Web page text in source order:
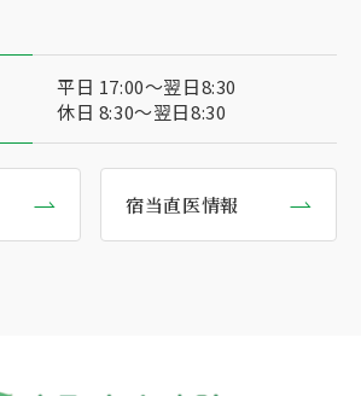
平日 17:00〜翌日8:30
休日 8:30〜翌日8:30
宿当直医情報